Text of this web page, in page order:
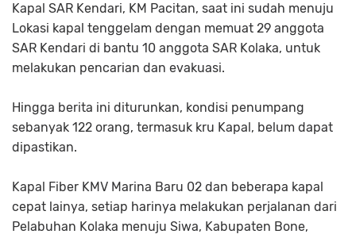
Kapal SAR Kendari, KM Pacitan, saat ini sudah menuju
Lokasi kapal tenggelam dengan memuat 29 anggota
SAR Kendari di bantu 10 anggota SAR Kolaka, untuk
melakukan pencarian dan evakuasi.
Hingga berita ini diturunkan, kondisi penumpang
sebanyak 122 orang, termasuk kru Kapal, belum dapat
dipastikan.
Kapal Fiber KMV Marina Baru 02 dan beberapa kapal
cepat lainya, setiap harinya melakukan perjalanan dari
Pelabuhan Kolaka menuju Siwa, Kabupaten Bone,